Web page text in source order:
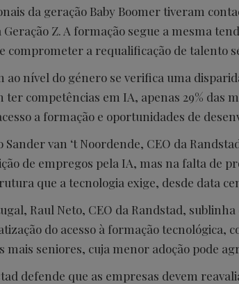
da geração Baby Boomer tiveram
Geração Z. A formação segue a mesma
comprometer a requalificação de talento
ao nível do género se verifica uma
ter competências em IA, apenas 29% das
a formação e oportunidades de
Sander van ‘t Noordende, CEO da
de empregos pela IA, mas na falta de
que a tecnologia exige, desde data
Raul Neto, CEO da Randstad,
do acesso à formação tecnológica,
mais seniores, cuja menor adoção pode
defende que as empresas devem